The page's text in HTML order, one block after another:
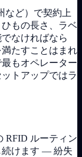
など）で契約上
もの長さ、ラベ
なければなら
たすことはまれ
もオペレーター
トアップではラ
RFID ルーティン
続けます — 紛失